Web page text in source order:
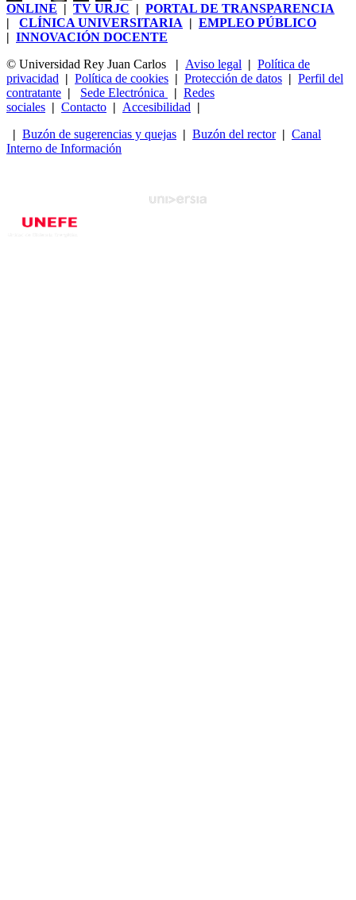
ONLINE | TV URJC | PORTAL DE TRANSPARENCIA
| CLÍNICA UNIVERSITARIA | EMPLEO PÚBLICO
| INNOVACIÓN DOCENTE
© Universidad Rey Juan Carlos
| Aviso legal | Política de
privacidad | Política de cookies | Protección de datos | Perfil del
contratante | Sede Electrónica | Redes
sociales | Contacto | Accesibilidad |
| Buzón de sugerencias y quejas | Buzón del rector| Canal
Interno de Información